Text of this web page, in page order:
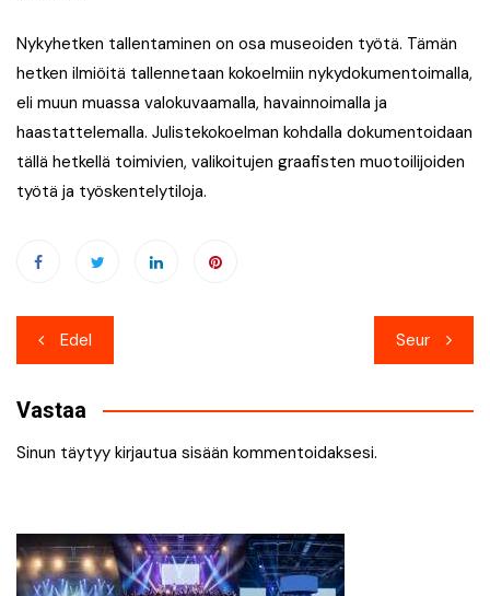
Nykyhetken tallentaminen on osa museoiden työtä. Tämän
hetken ilmiöitä tallennetaan kokoelmiin nykydokumentoimalla,
eli muun muassa valokuvaamalla, havainnoimalla ja
haastattelemalla. Julistekokoelman kohdalla dokumentoidaan
tällä hetkellä toimivien, valikoitujen graafisten muotoilijoiden
työtä ja työskentelytiloja.
Artikkelien
selaus
Edel Seur
Vastaa
Sinun täytyy kirjautua sisään kommentoidaksesi.